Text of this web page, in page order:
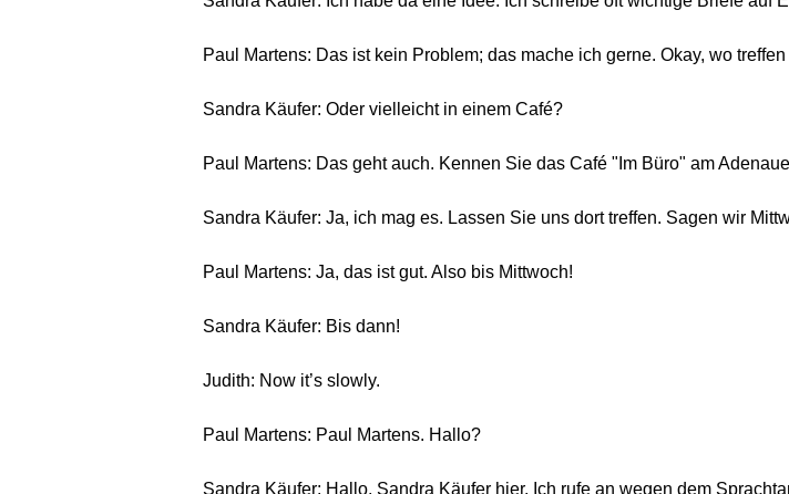
Paul Martens: Das ist kein Problem; das mache ich gerne. Okay, wo
Sandra Käufer: Oder vielleicht in einem Café?
Paul Martens: Das geht auch. Kennen Sie das Café "Im Büro" am
Sandra Käufer: Ja, ich mag es. Lassen Sie uns dort treffen. Sagen wir
Paul Martens: Ja, das ist gut. Also bis Mittwoch!
Sandra Käufer: Bis dann!
Judith: Now it’s slowly.
Paul Martens: Paul Martens. Hallo?
Sandra Käufer: Hallo, Sandra Käufer hier. Ich rufe an wegen dem